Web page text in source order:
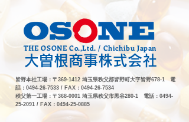
THE OSONE Co.,Ltd. / Chichibu Japan
大曽根商事株式会社
皆野本社工場：〒369-1412 埼玉県秩父郡皆野町大字皆野678-1 電
話：0494-26-7533 / FAX：0494-26-7534
秩父第一工場：〒368-0001 埼玉県秩父市黒谷280-1 電話：0494-
25-2091 / FAX：0494-25-0885